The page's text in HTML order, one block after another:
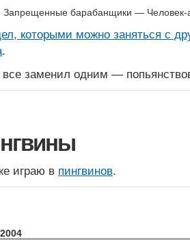
Запрещенные барабанщики —
которыми можно заняться с
.
заменил одним —
играю в пингвинов.